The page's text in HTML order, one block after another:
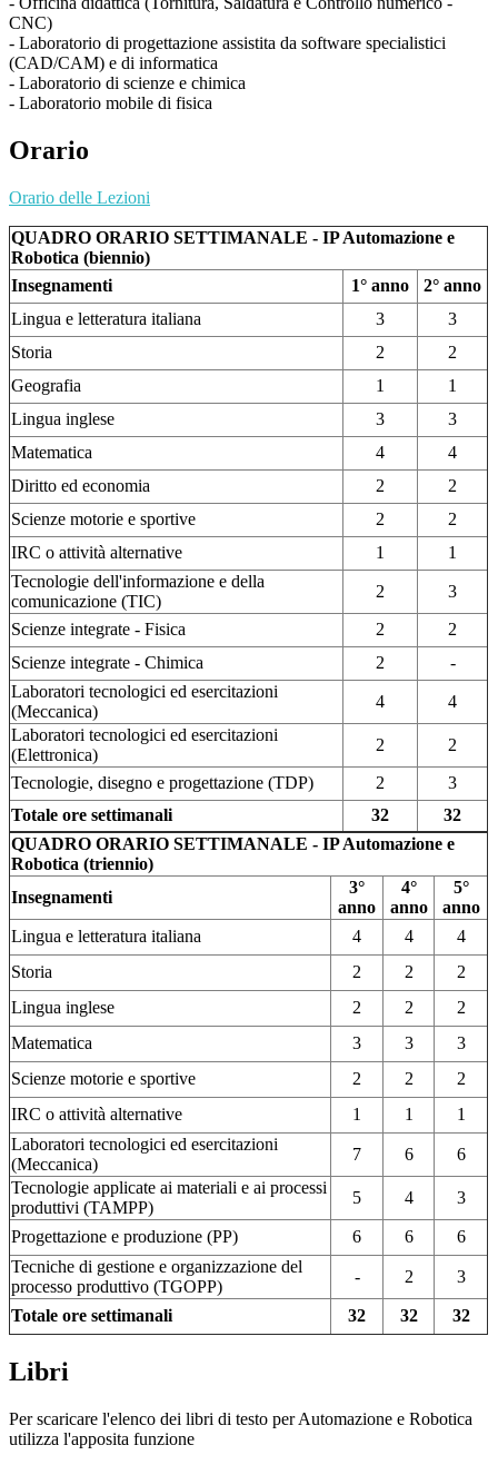
CNC)
- Laboratorio di progettazione assistita da software specialistici
(CAD/CAM) e di informatica
- Laboratorio di scienze e chimica
- Laboratorio mobile di fisica
Orario
Orario delle Lezioni
QUADRO ORARIO SETTIMANALE - IP Automazione e
Robotica (biennio)
Insegnamenti
1° anno
2° anno
Lingua e letteratura italiana
3
3
Storia
2
2
Geografia
1
1
Lingua inglese
3
3
Matematica
4
4
Diritto ed economia
2
2
Scienze motorie e sportive
2
2
IRC o attività alternative
1
1
Tecnologie dell'informazione e della
comunicazione (TIC)
2
3
Scienze integrate - Fisica
2
2
Scienze integrate - Chimica
2
-
Laboratori tecnologici ed esercitazioni
(Meccanica)
4
4
Laboratori tecnologici ed esercitazioni
(Elettronica)
2
2
Tecnologie, disegno e progettazione (TDP)
2
3
Totale ore settimanali
32
32
QUADRO ORARIO SETTIMANALE - IP Automazione e
Robotica (triennio)
Insegnamenti
3°
anno
4°
anno
5°
anno
Lingua e letteratura italiana
4 4
4
Storia
2 2
2
Lingua inglese
2 2
2
Matematica
3 3
3
Scienze motorie e sportive
2 2
2
IRC o attività alternative
1 1
1
Laboratori tecnologici ed esercitazioni
(Meccanica)
7 6
6
Tecnologie applicate ai materiali e ai processi
produttivi (TAMPP)
5 4 3
Progettazione e produzione (PP) 6 6
6
Tecniche di gestione e organizzazione del
processo produttivo (TGOPP)
- 2 3
Totale ore settimanali 32 32 32
Libri
Per scaricare l'elenco dei libri di testo per Automazione e Robotica
utilizza l'apposita funzione